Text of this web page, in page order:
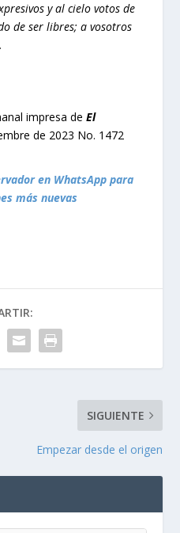
y al cielo votos de
de ser libres; a vosotros
impresa deEl
de 2023 No. 1472
en WhatsApp para
más nuevas
SIGUIENTE
Empezar desde el origen